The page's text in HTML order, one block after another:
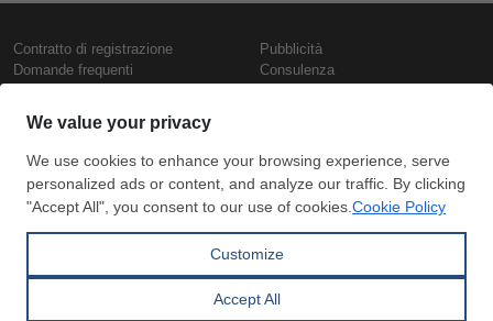
Contratto di registrazione
Domande frequenti
Presentazione
Contattaci
Termini di utilizzo
Politica di riservatezza
Pubblicità
Consulenza
Prezzi e indici
Prezzi giornalieri rottame
Marketplace Inc.
Tutti i diritti riservati